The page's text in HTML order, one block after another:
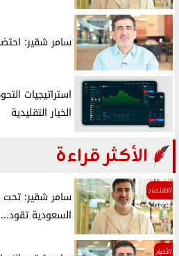
سامر شقير: احتضان
استراتيجيات
الخيار التقليدية
الأكثر قراءة
الاقتصاد
سامر شقير: تحت
السعودية تقود...
الأخبار